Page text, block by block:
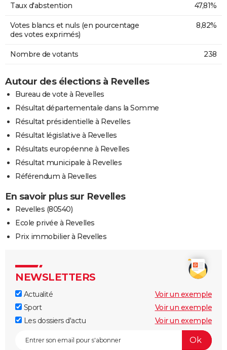
Taux d'abstention 47,81%
Votes blancs et nuls (en pourcentage
des votes exprimés)
8,82%
Nombre de votants 238
Autour des élections à Revelles
Bureau de vote à Revelles
Résultat départementale dans la Somme
Résultat présidentielle à Revelles
Résultat législative à Revelles
Résultats européenne à Revelles
Résultat municipale à Revelles
Référendum à Revelles
En savoir plus sur Revelles
Revelles (80540)
Ecole privée à Revelles
Prix immobilier à Revelles
NEWSLETTERS
Actualité
Voir un exemple
Sport
Voir un exemple
Les dossiers d'actu
Voir un exemple